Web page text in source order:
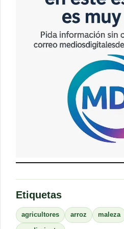
Etiquetas
agricultores arroz maleza